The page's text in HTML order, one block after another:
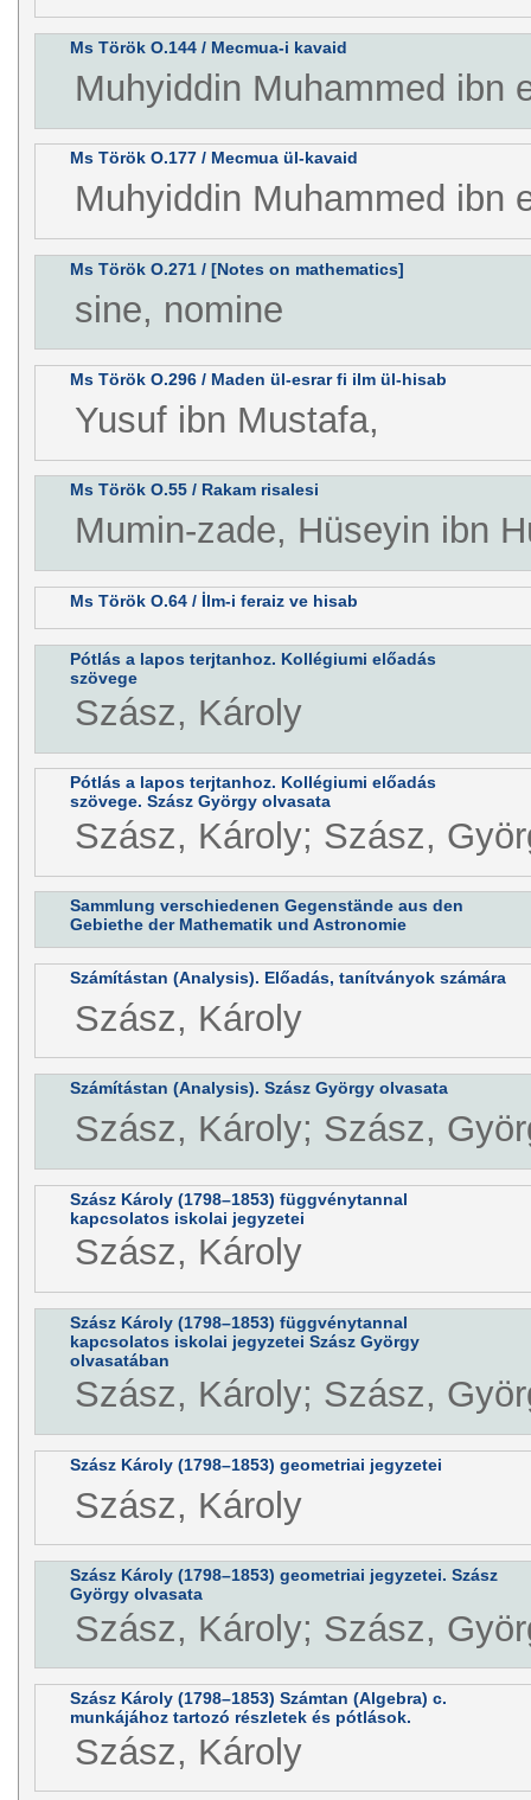
Ms Török O.144 / Mecmua-i kavaid
Muhyiddin Muhammed ibn
Ms Török O.177 / Mecmua ül-kavaid
Muhyiddin Muhammed ibn
Ms Török O.271 / [Notes on mathematics]
sine, nomine
Ms Török O.296 / Maden ül-esrar fi ilm ül-hisab
Yusuf ibn Mustafa,
Ms Török O.55 / Rakam risalesi
Mumin-zade, Hüseyin ibn
Ms Török O.64 / İlm-i feraiz ve hisab
Pótlás a lapos terjtanhoz. Kollégiumi előadás
szövege
Szász, Károly
Pótlás a lapos terjtanhoz. Kollégiumi előadás
szövege. Szász György olvasata
Szász, Károly; Szász,
Sammlung verschiedenen Gegenstände aus den
Gebiethe der Mathematik und Astronomie
Számítástan (Analysis). Előadás, tanítványok számára
Szász, Károly
Számítástan (Analysis). Szász György olvasata
Szász, Károly; Szász,
Szász Károly (1798–1853) függvénytannal
kapcsolatos iskolai jegyzetei
Szász, Károly
Szász Károly (1798–1853) függvénytannal
kapcsolatos iskolai jegyzetei Szász György
olvasatában
Szász, Károly; Szász,
Szász Károly (1798–1853) geometriai jegyzetei
Szász, Károly
Szász Károly (1798–1853) geometriai jegyzetei. Szász
György olvasata
Szász, Károly; Szász,
Szász Károly (1798–1853) Számtan (Algebra) c.
munkájához tartozó részletek és pótlások.
Szász, Károly